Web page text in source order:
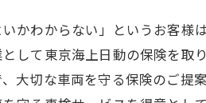
いかわからない」というお客様
して東京海上日動の保険を取
大切な車両を守る保険のご提